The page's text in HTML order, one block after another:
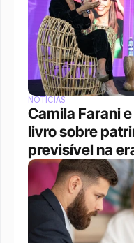
NOTÍCIAS
Camila Farani
livro sobre
previsível na